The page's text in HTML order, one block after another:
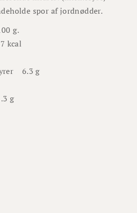
spor af jordnødder.
g.
kcal
6.3 g
g